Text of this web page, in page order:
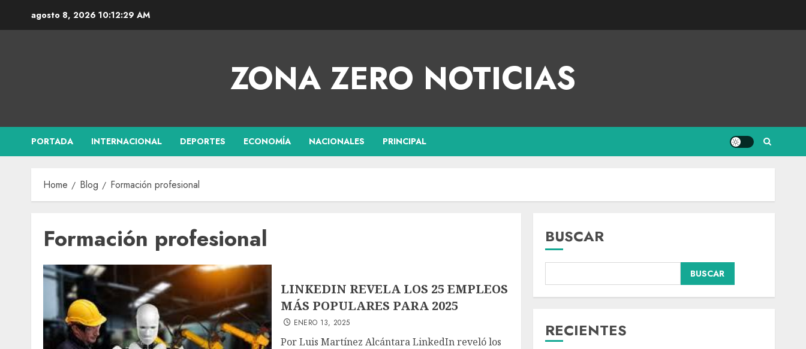
agosto 8, 2026 10:12:30 AM
ZONA ZERO NOTICIAS
PORTADA INTERNACIONAL DEPORTES ECONOMÍA NACIONALES PRINCIPAL
Home Blog Formación profesional
Formación profesional
LINKEDIN REVELA LOS 25 EMPLEOS
MÁS POPULARES PARA 2025
ENERO 13, 2025
Por Luis Martínez Alcántara LinkedIn reveló los
BUSCAR
BUSCAR
RECIENTES
3
Declaran accidental la